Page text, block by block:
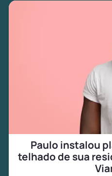
Paulo instalou
telhado de sua